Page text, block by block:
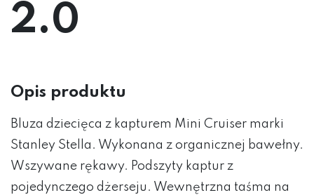
2.0
Opis produktu
Bluza dziecięca z kapturem Mini Cruiser marki
Stanley Stella. Wykonana z organicznej bawełny.
Wszywane rękawy. Podszyty kaptur z
pojedynczego dżerseju. Wewnętrzna taśma na